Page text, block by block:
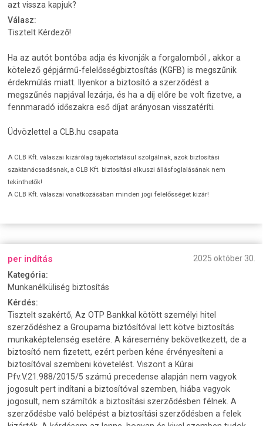
azt vissza kapjuk?
Válasz:
Tisztelt Kérdező!
Ha az autót bontóba adja és kivonják a forgalomból , akkor a
kötelező gépjármű-felelősségbiztosítás (KGFB) is megszűnik
érdekmúlás miatt. Ilyenkor a biztosító a szerződést a
megszűnés napjával lezárja, és ha a díj előre be volt fizetve, a
fennmaradó időszakra eső díjat arányosan visszatéríti.
Üdvözlettel a CLB.hu csapata
A CLB Kft. válaszai kizárólag tájékoztatásul szolgálnak, azok biztosítási
szaktanácsadásnak, a CLB Kft. biztosítási alkuszi állásfoglalásának nem
tekinthetők!
A CLB Kft. válaszai vonatkozásában minden jogi felelősséget kizár!
per indítás
2025 október 30.
Kategória:
Munkanélküliség biztosítás
Kérdés:
Tisztelt szakértő, Az OTP Bankkal kötött személyi hitel
szerződéshez a Groupama biztósítóval lett kötve biztosítás
munkaképtelenség esetére. A káresemény bekövetkezett, de a
biztosító nem fizetett, ezért perben kéne érvényesíteni a
biztosítóval szembeni követelést. Viszont a Kúrai
Pfv.V.21.988/2015/5 számú precedense alapján nem vagyok
jogosult pert indítani a biztosítóval szemben, hiába vagyok
jogosult, nem számítók a biztosítási szerződésben félnek. A
szerződésbe való belépést a biztosítási szerződésben a felek